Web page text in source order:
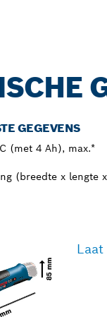
GEGEVENS
(met 4 Ah), max.*
(breedte x lengte
Laat